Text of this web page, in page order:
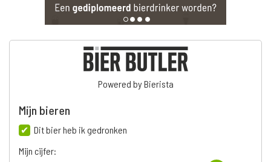
Powered by Bierista
Mijn bieren
Dit bier heb ik gedronken
Mijn cijfer: